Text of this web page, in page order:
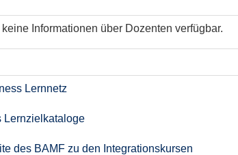
Informationen über Dozenten verfügbar.
Lernnetz
Lernzielkataloge
des BAMF zu den Integrationskursen